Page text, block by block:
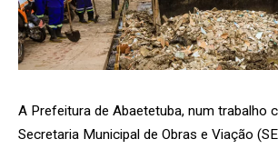
A Prefeitura de Abaetetuba, num trabalho
Secretaria Municipal de Obras e Viação